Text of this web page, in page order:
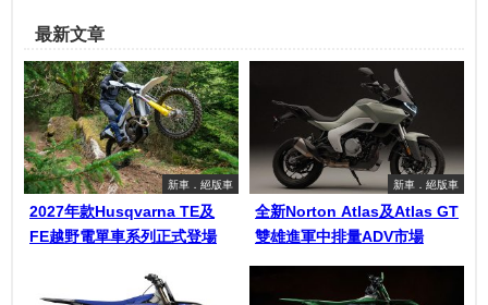
最新文章
新車．絕版車
2027年款Husqvarna TE及
FE越野電單車系列正式登場
新車．絕版車
全新Norton Atlas及Atlas GT
雙雄進軍中排量ADV市場